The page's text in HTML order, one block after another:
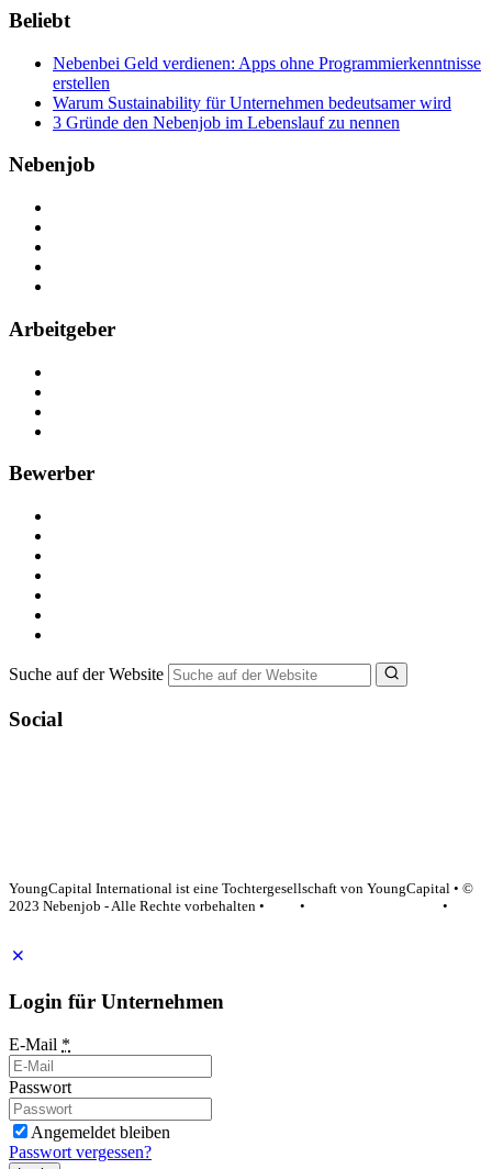
Beliebt
Nebenbei Geld verdienen: Apps ohne Programmierkenntnisse
erstellen
Warum Sustainability für Unternehmen bedeutsamer wird
3 Gründe den Nebenjob im Lebenslauf zu nennen
Nebenjob
Arbeitgeber
Bewerber
Suche auf der Website
Social
YoungCapital International ist eine Tochtergesellschaft von YoungCapital • ©
2023 Nebenjob - Alle Rechte vorbehalten •
•
•
Login für Unternehmen
E-Mail *
Passwort
Angemeldet bleiben
Passwort vergessen?